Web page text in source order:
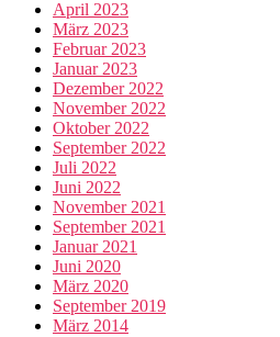
April 2023
März 2023
Februar 2023
Januar 2023
Dezember 2022
November 2022
Oktober 2022
September 2022
Juli 2022
Juni 2022
November 2021
September 2021
Januar 2021
Juni 2020
März 2020
September 2019
März 2014